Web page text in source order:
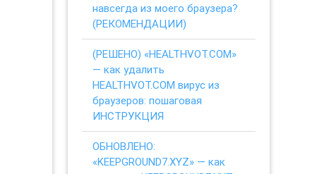
навсегда из моего браузера?
(РЕКОМЕНДАЦИИ)
(РЕШЕНО) «HEALTHVOT.COM»
— как удалить
HEALTHVOT.COM вирус из
браузеров: пошаговая
ИНСТРУКЦИЯ
ОБНОВЛЕНО:
«KEEPGROUND7.XYZ» — как